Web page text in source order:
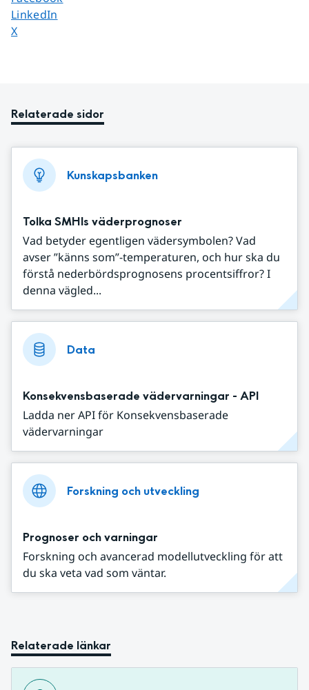
Dela sidan på
LinkedIn
Dela sidan på
X
Relaterade sidor
Kunskapsbanken
Tolka SMHIs väderprognoser
Vad betyder egentligen vädersymbolen? Vad
avser ”känns som”-temperaturen, och hur ska du
förstå nederbördsprognosens procentsiffror? I
denna vägled...
Data
Konsekvensbaserade vädervarningar - API
Ladda ner API för Konsekvensbaserade
vädervarningar
Forskning och utveckling
Prognoser och varningar
Forskning och avancerad modellutveckling för att
du ska veta vad som väntar.
Relaterade länkar